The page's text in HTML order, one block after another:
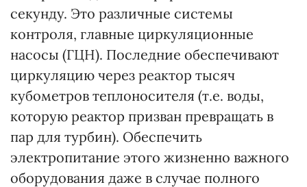
секунду. Это различные системы
контроля, главные циркуляционные
насосы (ГЦН). Последние обеспечивают
циркуляцию через реактор тысяч
кубометров теплоносителя (т.е. воды,
которую реактор призван превращать в
пар для турбин). Обеспечить
электропитание этого жизненно важного
оборудования даже в случае полного